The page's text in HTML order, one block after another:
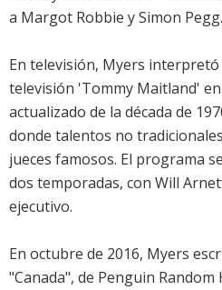
a Margot Robbie y Simon Pegg.
En televisión, Myers
televisión 'Tommy Maitland'
actualizado de la década de
donde talentos no
jueces famosos. El programa
dos temporadas, con Will
ejecutivo.
En octubre de 2016, Myers
"Canada", de Penguin Random